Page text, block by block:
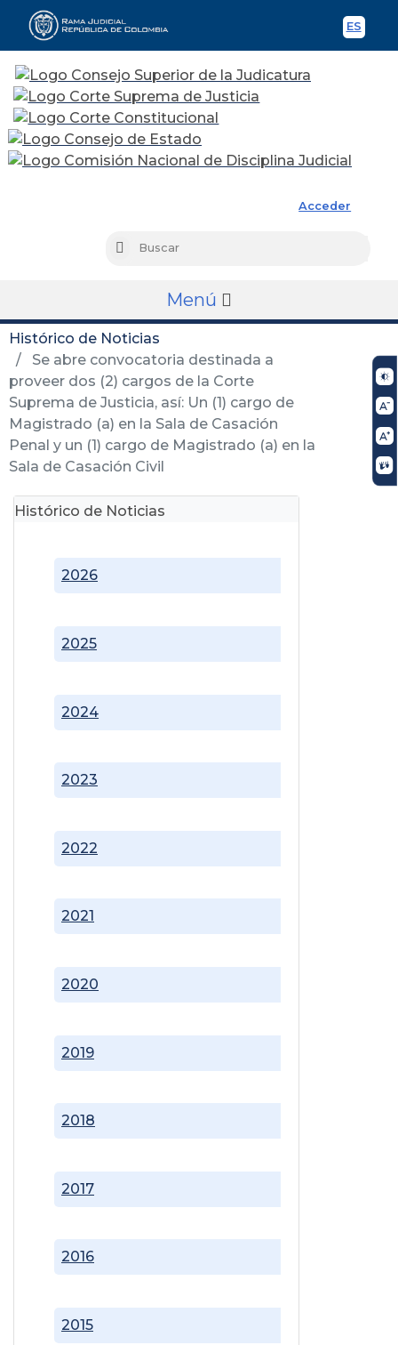
ES
Acceder
Buscar
Menú
Histórico de Noticias
Se abre convocatoria destinada a
proveer dos (2) cargos de la Corte
Suprema de Justicia, así: Un (1) cargo de
Magistrado (a) en la Sala de Casación
Penal y un (1) cargo de Magistrado (a) en la
Sala de Casación Civil
Histórico de Noticias
2015
2016
2017
2018
2019
2020
2021
2022
2023
2024
2025
2026